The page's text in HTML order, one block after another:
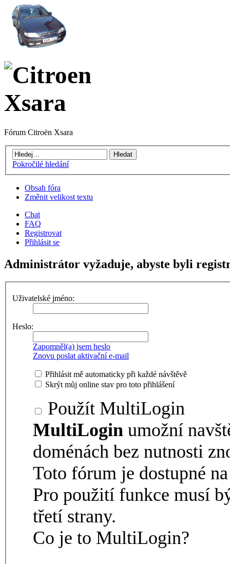
Fórum Citroën Xsara
Pokročilé hledání
Obsah fóra
Změnit velikost textu
Chat
FAQ
Registrovat
Přihlásit se
Administrátor vyžaduje, abyste byli
Uživatelské jméno:
Heslo:
Zapomněl(a) jsem heslo
Znovu poslat aktivační e-mail
Přihlásit mě automaticky při každé návštěvě
Skrýt můj online stav pro toto přihlášení
Použít MultiLogin
MultiLogin umožní
doménách bez nutnosti
Toto fórum je dostupné
Pro použití funkce musí
třetí strany.
Co je to MultiLogin?